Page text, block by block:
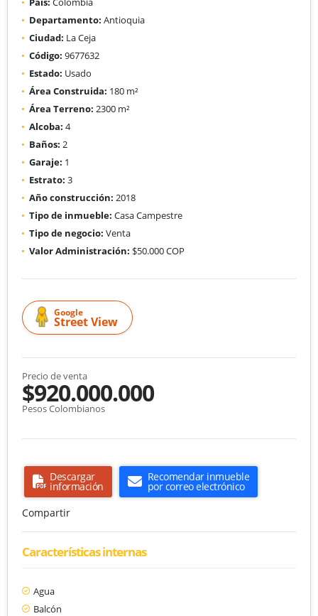
Departamento: Antioquia
Ciudad: La Ceja
Código: 9677632
Estado: Usado
Área Construida: 180 m²
Área Terreno: 2300 m²
Alcoba: 4
Baños: 2
Garaje: 1
Estrato: 3
Año construcción: 2018
Tipo de inmueble: Casa Campestre
Tipo de negocio: Venta
Valor Administración: $50.000 COP
Google
Street View
Precio de venta
$920.000.000
Pesos Colombianos
Descargar
información
Recomendar inmueble
por correo electrónico
Compartir
Características internas
Agua
Balcón